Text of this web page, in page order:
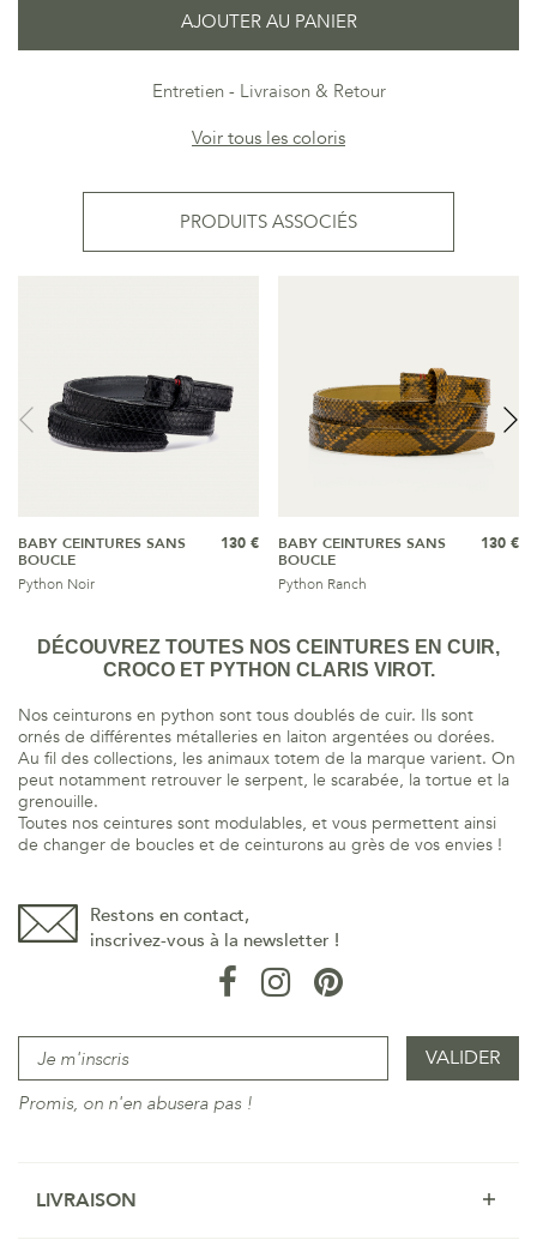
AJOUTER AU PANIER
Entretien
Livraison & Retour
Voir tous les coloris
PRODUITS ASSOCIÉS
BABY CEINTURES SANS
BOUCLE
Python Noir
130 €
BABY CEINTURES SANS
BOUCLE
Python Ranch
130 €
DÉCOUVREZ TOUTES NOS CEINTURES EN CUIR,
CROCO ET PYTHON CLARIS VIROT.
Nos ceinturons en python sont tous doublés de cuir. Ils sont
ornés de différentes métalleries en laiton argentées ou dorées.
Au fil des collections, les animaux totem de la marque varient. On
peut notamment retrouver le serpent, le scarabée, la tortue et la
grenouille.
Toutes nos ceintures sont modulables, et vous permettent ainsi
de changer de boucles et de ceinturons au grès de vos envies !
Restons en contact,
inscrivez-vous à la newsletter !
Promis, on n'en abusera pas !
LIVRAISON